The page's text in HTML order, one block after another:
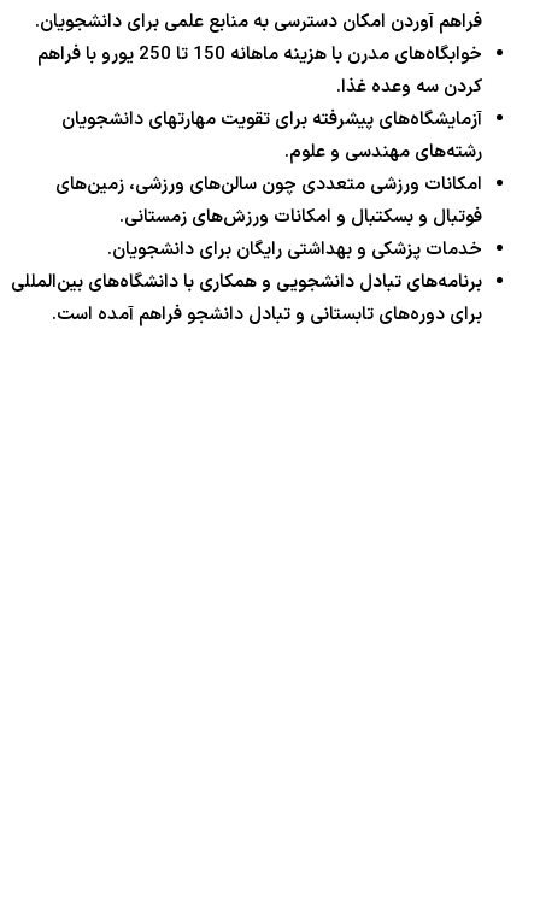
فراهم آوردن امکان دسترسی به منابع علمی برای دانشجویان.
خوابگاه‌های مدرن با هزینه ماهانه 150 تا 250 یورو با فراهم
کردن سه وعده غذا.
آزمایشگاه‌های پیشرفته برای تقویت مهارتهای دانشجویان
رشته‌های مهندسی و علوم.
امکانات ورزشی متعددی چون سالن‌های ورزشی، زمین‌های
فوتبال و بسکتبال و امکانات ورزش‌های زمستانی.
خدمات پزشکی و بهداشتی رایگان برای دانشجویان.
برنامه‌های تبادل دانشجویی و همکاری با دانشگاه‌های بین‌المللی
برای دوره‌های تابستانی و تبادل دانشجو فراهم آمده است.